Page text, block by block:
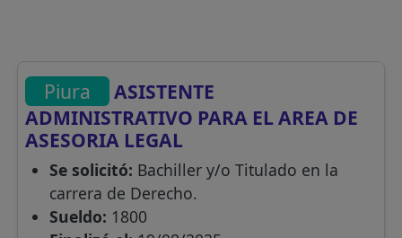
Piura
ASISTENTE
ADMINISTRATIVO PARA EL AREA DE
ASESORIA LEGAL
Se solicitó: Bachiller y/o Titulado en la
carrera de Derecho.
Sueldo: 1800